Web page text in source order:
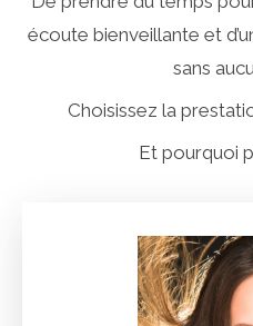
écoute bienveillante et
sans
Choisissez la
Et pourquoi